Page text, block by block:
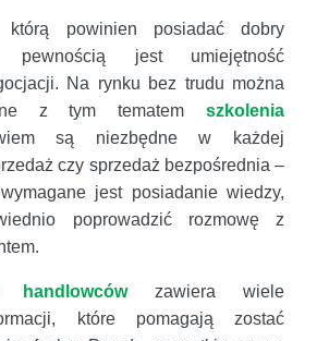
którą powinien posiadać dobry
pewnością jest umiejętność
Na rynku bez trudu można
z tym tematem szkolenia
są niezbędne w każdej
czy sprzedaż bezpośrednia –
jest posiadanie wiedzy,
poprowadzić rozmowę z
zawiera wiele
które pomagają zostać